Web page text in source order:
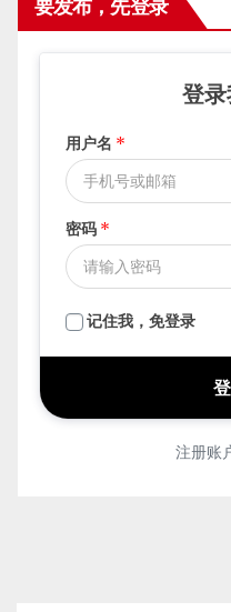
用户名*
密码*
记住我，免登录